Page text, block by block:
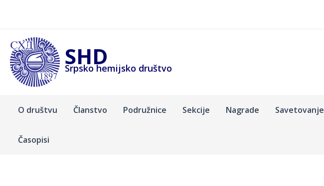
SHD
Srpsko hemijsko društvo
O društvu Članstvo Podružnice Sekcije Nagrade Savetovanje
Časopisi